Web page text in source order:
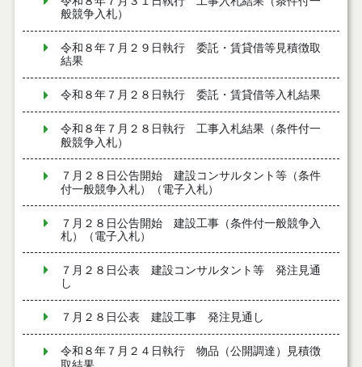
般競争入札）
令和８年７月２９日執行 委託・賃貸借等見積徴取
結果
令和８年７月２８日執行 委託・賃貸借等入札結果
令和８年７月２８日執行 工事入札結果（条件付一
般競争入札）
７月２８日公告開始 建設コンサルタント等（条件
付一般競争入札）（電子入札）
７月２８日公告開始 建設工事（条件付一般競争入
札）（電子入札）
７月２８日公表 建設コンサルタント等 発注見通
し
７月２８日公表 建設工事 発注見通し
令和８年７月２４日執行 物品（公開調達）見積徴